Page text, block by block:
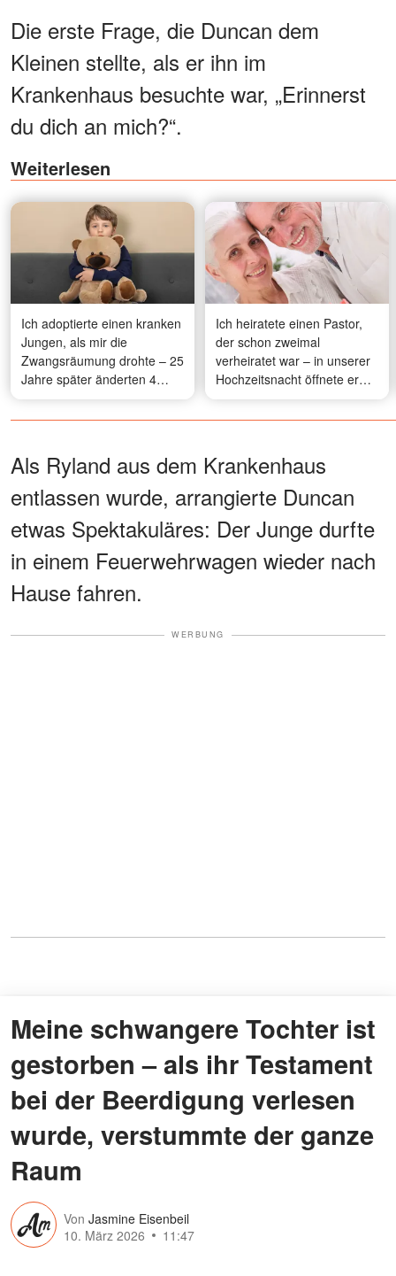
Die erste Frage, die Duncan dem
Kleinen stellte, als er ihn im
Krankenhaus besuchte war, „Erinnerst
du dich an mich?“.
Weiterlesen
Ich adoptierte einen kranken
Jungen, als mir die
Zwangsräumung drohte – 25
Jahre später änderten 4
Millionen Dollar und ein Brief
alles
Ich heiratete einen Pastor,
der schon zweimal
verheiratet war – in unserer
Hochzeitsnacht öffnete er
eine verschlossene
Schublade und sagte: „Bevor
die ganze Wahrheit
erfahren“
Als Ryland aus dem Krankenhaus
entlassen wurde, arrangierte Duncan
etwas Spektakuläres: Der Junge durfte
in einem Feuerwehrwagen wieder nach
Hause fahren.
WERBUNG
Meine schwangere Tochter ist
gestorben – als ihr Testament
bei der Beerdigung verlesen
wurde, verstummte der ganze
Raum
Von Jasmine Eisenbeil
10. März 2026
11:47